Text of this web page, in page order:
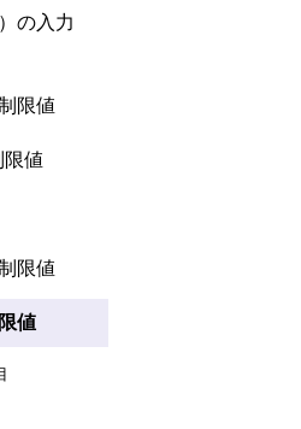
の入力
限値
限値
限値
値